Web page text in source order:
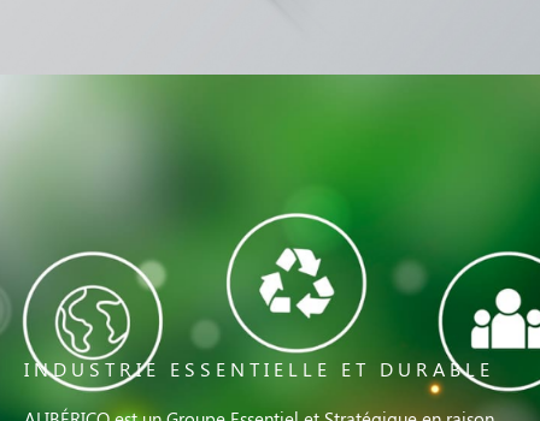
INDUSTRIE ESSENTIELLE ET DURABLE